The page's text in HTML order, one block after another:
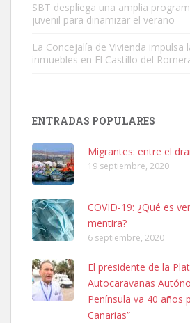
Leales.org » Gran Canaria
SHIBA PERDIDO AVDA JOSE MESA Y
PERRO MACHO RAZA SHIBA CON
06/07/2025 ZONA MESA Y LOPEZ. ES
Leales.org » Gran Canaria
6.7.2025
SBT despliega una amplia
juvenil para dinamizar el verano
La Concejalía de Vivienda impulsa
inmuebles en El Castillo del
ENTRADAS POPULARES
Migrantes: entre el
19 septiembre, 2020
COVID-19: ¿Qué es
mentira?
6 septiembre, 2020
El presidente de la
Autocaravanas
Península va 40 años
Canarias”